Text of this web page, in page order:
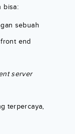
bisa:
sebuah
end
server
terpercaya,